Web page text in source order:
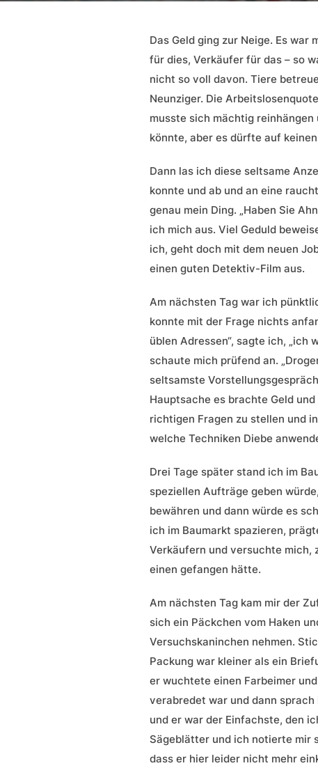
Das Geld ging zur Neige. Es
für dies, Verkäufer für das – so
nicht so voll davon. Tiere
Neunziger. Die
musste sich mächtig
könnte, aber es dürfte auf
Dann las ich diese seltsame
konnte und ab und an eine
genau mein Ding. „Haben Sie
ich mich aus. Viel Geduld
ich, geht doch mit dem neuen
einen guten Detektiv-Film aus.
Am nächsten Tag war ich
konnte mit der Frage nichts
üblen Adressen“, sagte ich, „ich
schaute mich prüfend an.
seltsamste
Hauptsache es brachte Geld
richtigen Fragen zu stellen und
welche Techniken Diebe
Drei Tage später stand ich im
speziellen Aufträge geben
bewähren und dann würde es
ich im Baumarkt spazieren,
Verkäufern und versuchte mich,
einen gefangen hätte.
Am nächsten Tag kam mir der
sich ein Päckchen vom Haken
Versuchskaninchen nehmen.
Packung war kleiner als ein
er wuchtete einen Farbeimer
verabredet war und dann sprach
und er war der Einfachste, den
Sägeblätter und ich notierte mir
dass er hier leider nicht mehr